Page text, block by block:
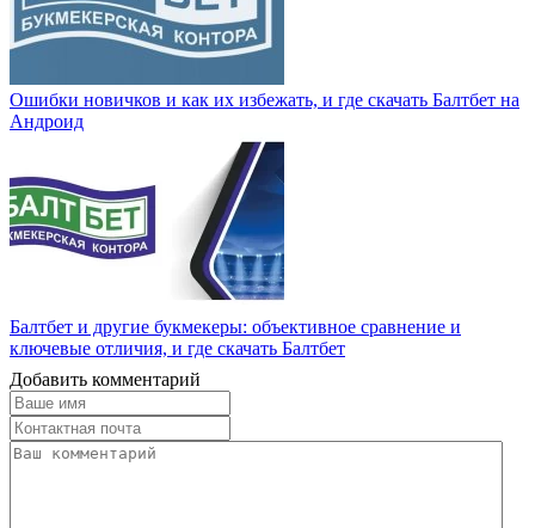
Ошибки новичков и как их избежать, и где скачать Балтбет на
Андроид
Балтбет и другие букмекеры: объективное сравнение и
ключевые отличия, и где скачать Балтбет
Добавить комментарий